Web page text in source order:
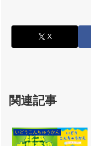
X
関連記事
いどうこんちゅうかん